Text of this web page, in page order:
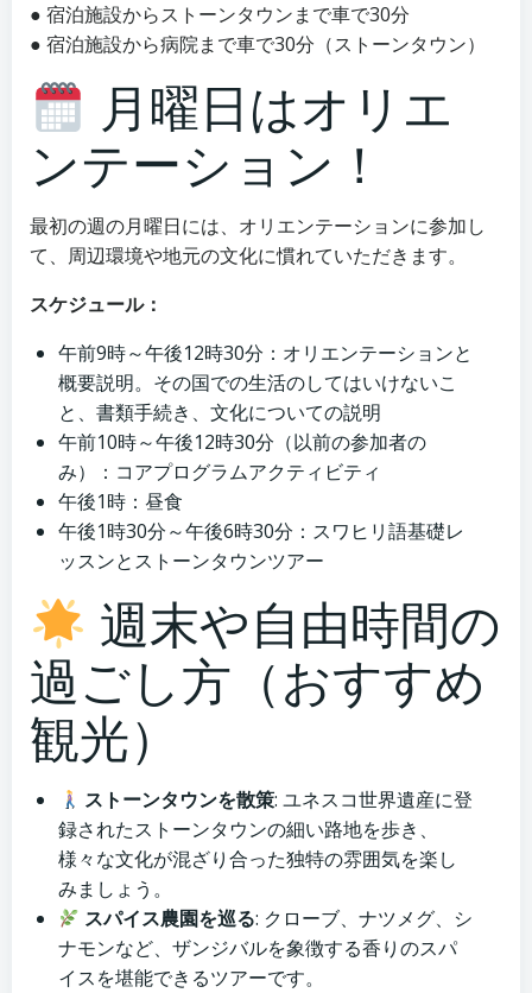
● 宿泊施設からストーンタウンまで車で30分
● 宿泊施設から病院まで車で30分（ストーンタウン）
月曜日はオリエ
ンテーション！
最初の週の月曜日には、オリエンテーションに参加し
て、周辺環境や地元の文化に慣れていただきます。
スケジュール：
午前9時～午後12時30分：オリエンテーションと
概要説明。その国での生活のしてはいけないこ
と、書類手続き、文化についての説明
午前10時～午後12時30分（以前の参加者の
み）：コアプログラムアクティビティ
午後1時：昼食
午後1時30分～午後6時30分：スワヒリ語基礎レ
ッスンとストーンタウンツアー
週末や自由時間の
過ごし方（おすすめ
観光）
ストーンタウンを散策: ユネスコ世界遺産に登
録されたストーンタウンの細い路地を歩き、
様々な文化が混ざり合った独特の雰囲気を楽し
みましょう。
スパイス農園を巡る: クローブ、ナツメグ、シ
ナモンなど、ザンジバルを象徴する香りのスパ
イスを堪能できるツアーです。